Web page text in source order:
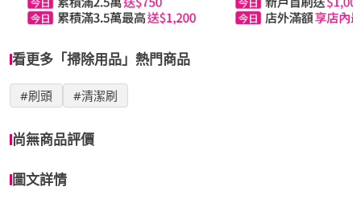
看更多「掃除用品」熱門商品
#刷頭 #清潔刷
尚無商品評價
圖文詳情